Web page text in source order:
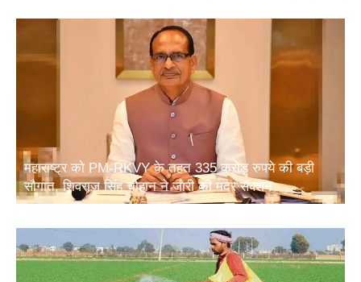
महाराष्ट्र को PM-RKVY के तहत 335 करोड़ रुपये की बड़ी
सौगात, शिवराज सिंह चौहान ने जारी की मदर सैंक्शन